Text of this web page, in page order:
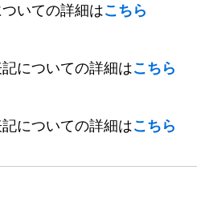
いての詳細はこちら
についての詳細はこちら
についての詳細はこちら